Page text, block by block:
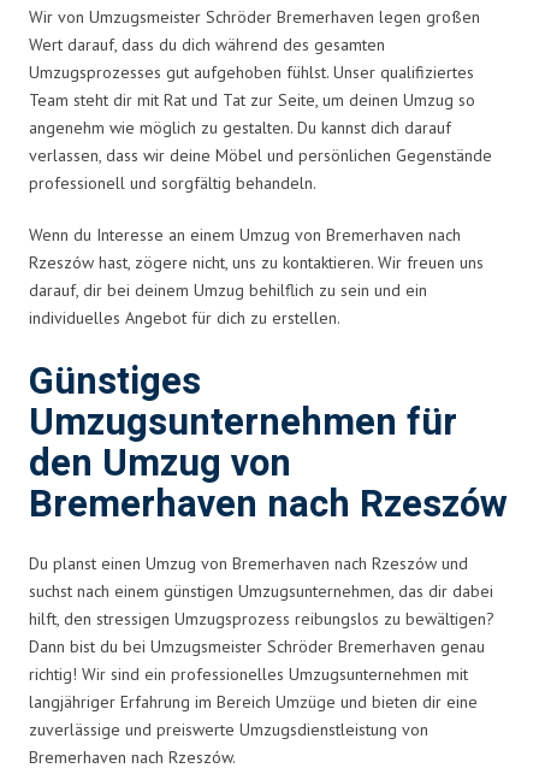
Wir von Umzugsmeister Schröder Bremerhaven legen großen
Wert darauf, dass du dich während des gesamten
Umzugsprozesses gut aufgehoben fühlst. Unser qualifiziertes
Team steht dir mit Rat und Tat zur Seite, um deinen Umzug so
angenehm wie möglich zu gestalten. Du kannst dich darauf
verlassen, dass wir deine Möbel und persönlichen Gegenstände
professionell und sorgfältig behandeln.
Wenn du Interesse an einem Umzug von Bremerhaven nach
Rzeszów hast, zögere nicht, uns zu kontaktieren. Wir freuen uns
darauf, dir bei deinem Umzug behilflich zu sein und ein
individuelles Angebot für dich zu erstellen.
Günstiges
Umzugsunternehmen für
den Umzug von
Bremerhaven nach Rzeszów
Du planst einen Umzug von Bremerhaven nach Rzeszów und
suchst nach einem günstigen Umzugsunternehmen, das dir dabei
hilft, den stressigen Umzugsprozess reibungslos zu bewältigen?
Dann bist du bei Umzugsmeister Schröder Bremerhaven genau
richtig! Wir sind ein professionelles Umzugsunternehmen mit
langjähriger Erfahrung im Bereich Umzüge und bieten dir eine
zuverlässige und preiswerte Umzugsdienstleistung von
Bremerhaven nach Rzeszów.